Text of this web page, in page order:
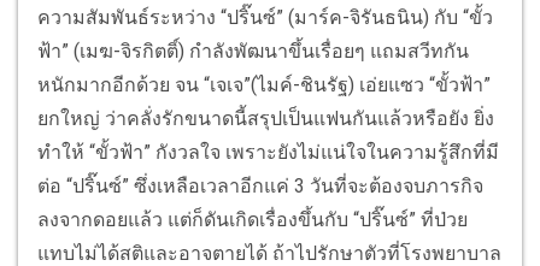
ความสัมพันธ์ระหว่าง “ปริ๊นซ์” (มาร์ค-จิรันธนิน) กับ “ขั้ว
ฟ้า” (เมฆ-จิรกิตติ์) กำลังพัฒนาขึ้นเรื่อยๆ แถมสวีทกัน
หนักมากอีกด้วย จน “เจเจ”(ไมค์-ชินรัฐ) เอ่ยแซว “ขั้วฟ้า”
ยกใหญ่ ว่าคลั่งรักขนาดนี้สรุปเป็นแฟนกันแล้วหรือยัง ยิ่ง
ทำให้ “ขั้วฟ้า” กังวลใจ เพราะยังไม่แน่ใจในความรู้สึกที่มี
ต่อ “ปริ๊นซ์” ซึ่งเหลือเวลาอีกแค่ 3 วันที่จะต้องจบภารกิจ
ลงจากดอยแล้ว แต่ก็ดันเกิดเรื่องขึ้นกับ “ปริ๊นซ์” ที่ป่วย
แทบไม่ได้สติและอาจตายได้ ถ้าไปรักษาตัวที่โรงพยาบาล